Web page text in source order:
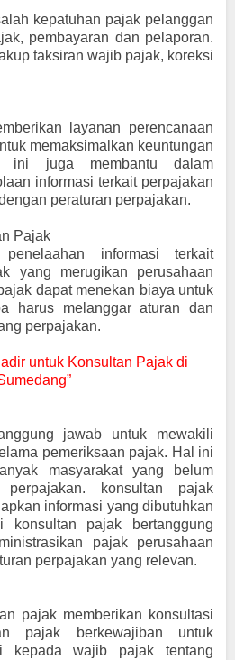
kepatuhan pajak pelanggan
pembayaran dan pelaporan.
taksiran wajib pajak, koreksi
layanan perencanaan
memaksimalkan keuntungan
ini juga membantu dalam
informasi terkait perpajakan
peraturan perpajakan.
Pajak
informasi terkait
yang merugikan perusahaan
dapat menekan biaya untuk
harus melanggar aturan dan
perpajakan.
untuk Konsultan Pajak di
jawab untuk mewakili
pemeriksaan pajak. Hal ini
masyarakat yang belum
perpajakan. konsultan pajak
informasi yang dibutuhkan
pajak bertanggung
pajak perusahaan
perpajakan yang relevan.
pajak memberikan konsultasi
pajak berkewajiban untuk
kepada wajib pajak tentang